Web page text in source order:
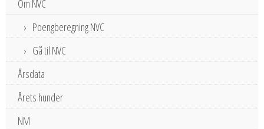
Om NVC
Poengberegning NVC
Gå til NVC
Årsdata
Årets hunder
NM